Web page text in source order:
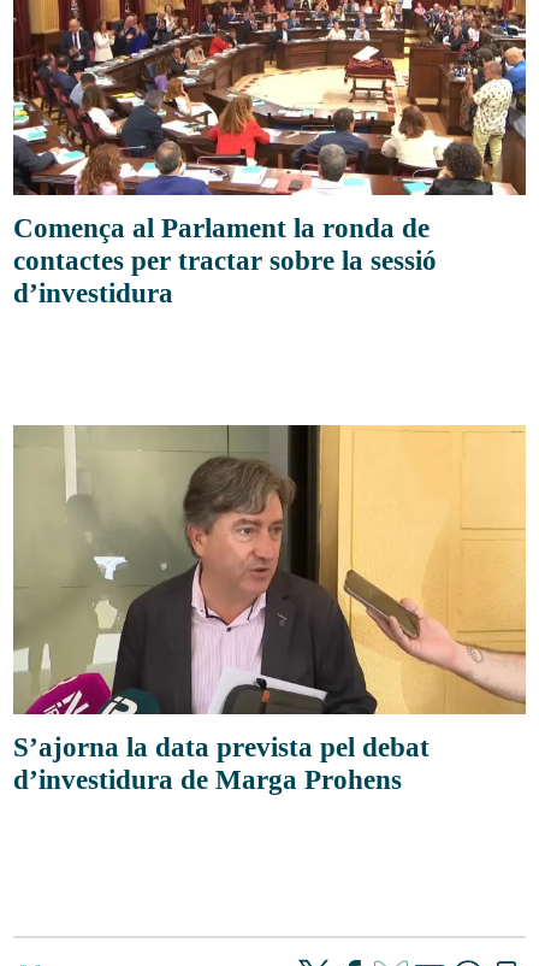
Comença al Parlament la ronda de
contactes per tractar sobre la sessió
d’investidura
S’ajorna la data prevista pel debat
d’investidura de Marga Prohens